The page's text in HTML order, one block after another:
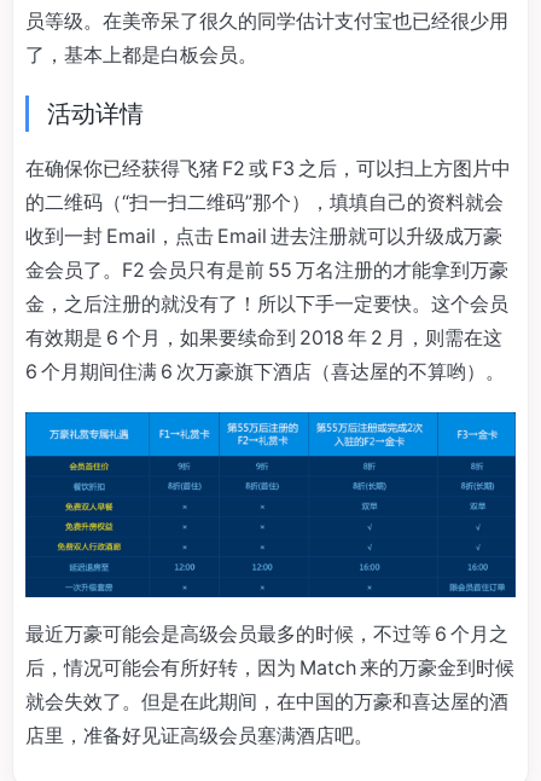
员等级。在美帝呆了很久的同学估计支付宝也已经很少用
了，基本上都是白板会员。
活动详情
在确保你已经获得飞猪 F2 或 F3 之后，可以扫上方图片中
的二维码（“扫一扫二维码”那个），填填自己的资料就会
收到一封 Email，点击 Email 进去注册就可以升级成万豪
金会员了。F2 会员只有是前 55 万名注册的才能拿到万豪
金，之后注册的就没有了！所以下手一定要快。这个会员
有效期是 6 个月，如果要续命到 2018 年 2 月，则需在这
6 个月期间住满 6 次万豪旗下酒店（喜达屋的不算哟）。
最近万豪可能会是高级会员最多的时候，不过等 6 个月之
后，情况可能会有所好转，因为 Match 来的万豪金到时候
就会失效了。但是在此期间，在中国的万豪和喜达屋的酒
店里，准备好见证高级会员塞满酒店吧。